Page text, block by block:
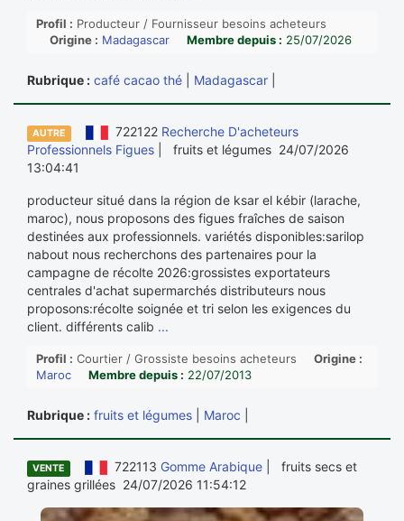
Profil : Producteur / Fournisseur besoins acheteurs
Origine : Madagascar Membre depuis : 25/07/2026
Rubrique : café cacao thé Madagascar
AUTRE 722122 Recherche D'acheteurs
Professionnels Figues | fruits et légumes 24/07/2026
13:04:41
producteur situé dans la région de ksar el kébir (larache,
maroc), nous proposons des figues fraîches de saison
destinées aux professionnels. variétés disponibles:sarilop
nabout nous recherchons des partenaires pour la
campagne de récolte 2026:grossistes exportateurs
centrales d'achat supermarchés distributeurs nous
proposons:récolte soignée et tri selon les exigences du
client. différents calib ...
Profil : Courtier / Grossiste besoins acheteurs
Origine :
Maroc
Membre depuis : 22/07/2013
Rubrique : fruits et légumes Maroc
VENTE 722113 Gomme Arabique| fruits secs et
graines grillées 24/07/2026 11:54:12